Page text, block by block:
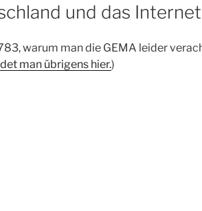
und das Internet
warum man die GEMA leider
man übrigens hier.)